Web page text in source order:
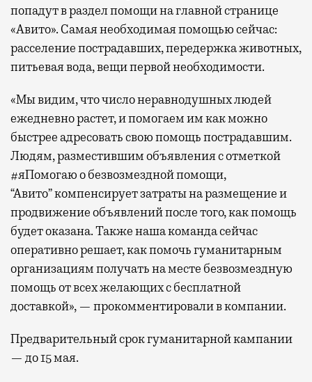
попадут в раздел помощи на главной странице
«Авито». Самая необходимая помощью сейчас:
расселение пострадавших, передержка животных,
питьевая вода, вещи первой необходимости.
«Мы видим, что число неравнодушных людей
ежедневно растет, и помогаем им как можно
быстрее адресовать свою помощь пострадавшим.
Людям, разместившим объявления с отметкой
#яПомогаю о безвозмездной помощи,
“Авито” компенсирует затраты на размещение и
продвижение объявлений после того, как помощь
будет оказана. Также наша команда сейчас
оперативно решает, как помочь гуманитарным
организациям получать на месте безвозмездную
помощь от всех желающих с бесплатной
доставкой», — прокомментировали в компании.
Предварительный срок гуманитарной кампании
— до 15 мая.